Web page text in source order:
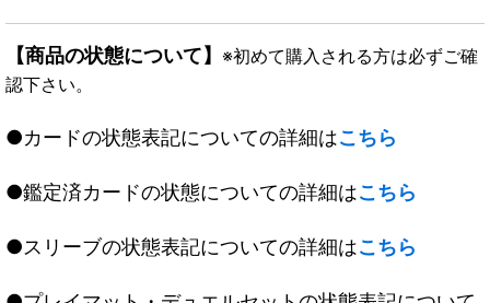
【商品の状態について】 ※初めて購入される方は必ずご確
認下さい。
●カードの状態表記についての詳細はこちら
●鑑定済カードの状態についての詳細はこちら
●スリーブの状態表記についての詳細はこちら